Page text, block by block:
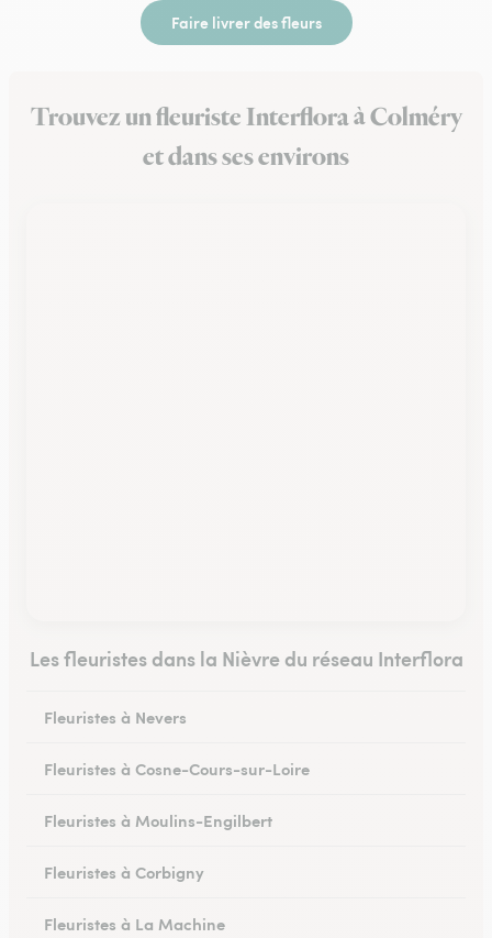
Faire livrer des fleurs
Trouvez un fleuriste Interflora à Colméry
et dans ses environs
Les fleuristes dans la Nièvre du réseau Interflora
Fleuristes à Nevers
Fleuristes à Cosne-Cours-sur-Loire
Fleuristes à Moulins-Engilbert
Fleuristes à Corbigny
Fleuristes à La Machine